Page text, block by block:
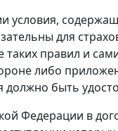
условия,
для
таких правил и
либо
быть
Федерации в